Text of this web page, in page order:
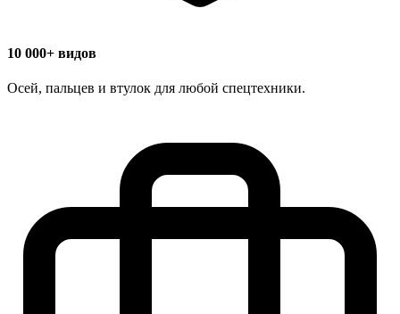
10 000+ видов
Осей, пальцев и втулок для любой спецтехники.